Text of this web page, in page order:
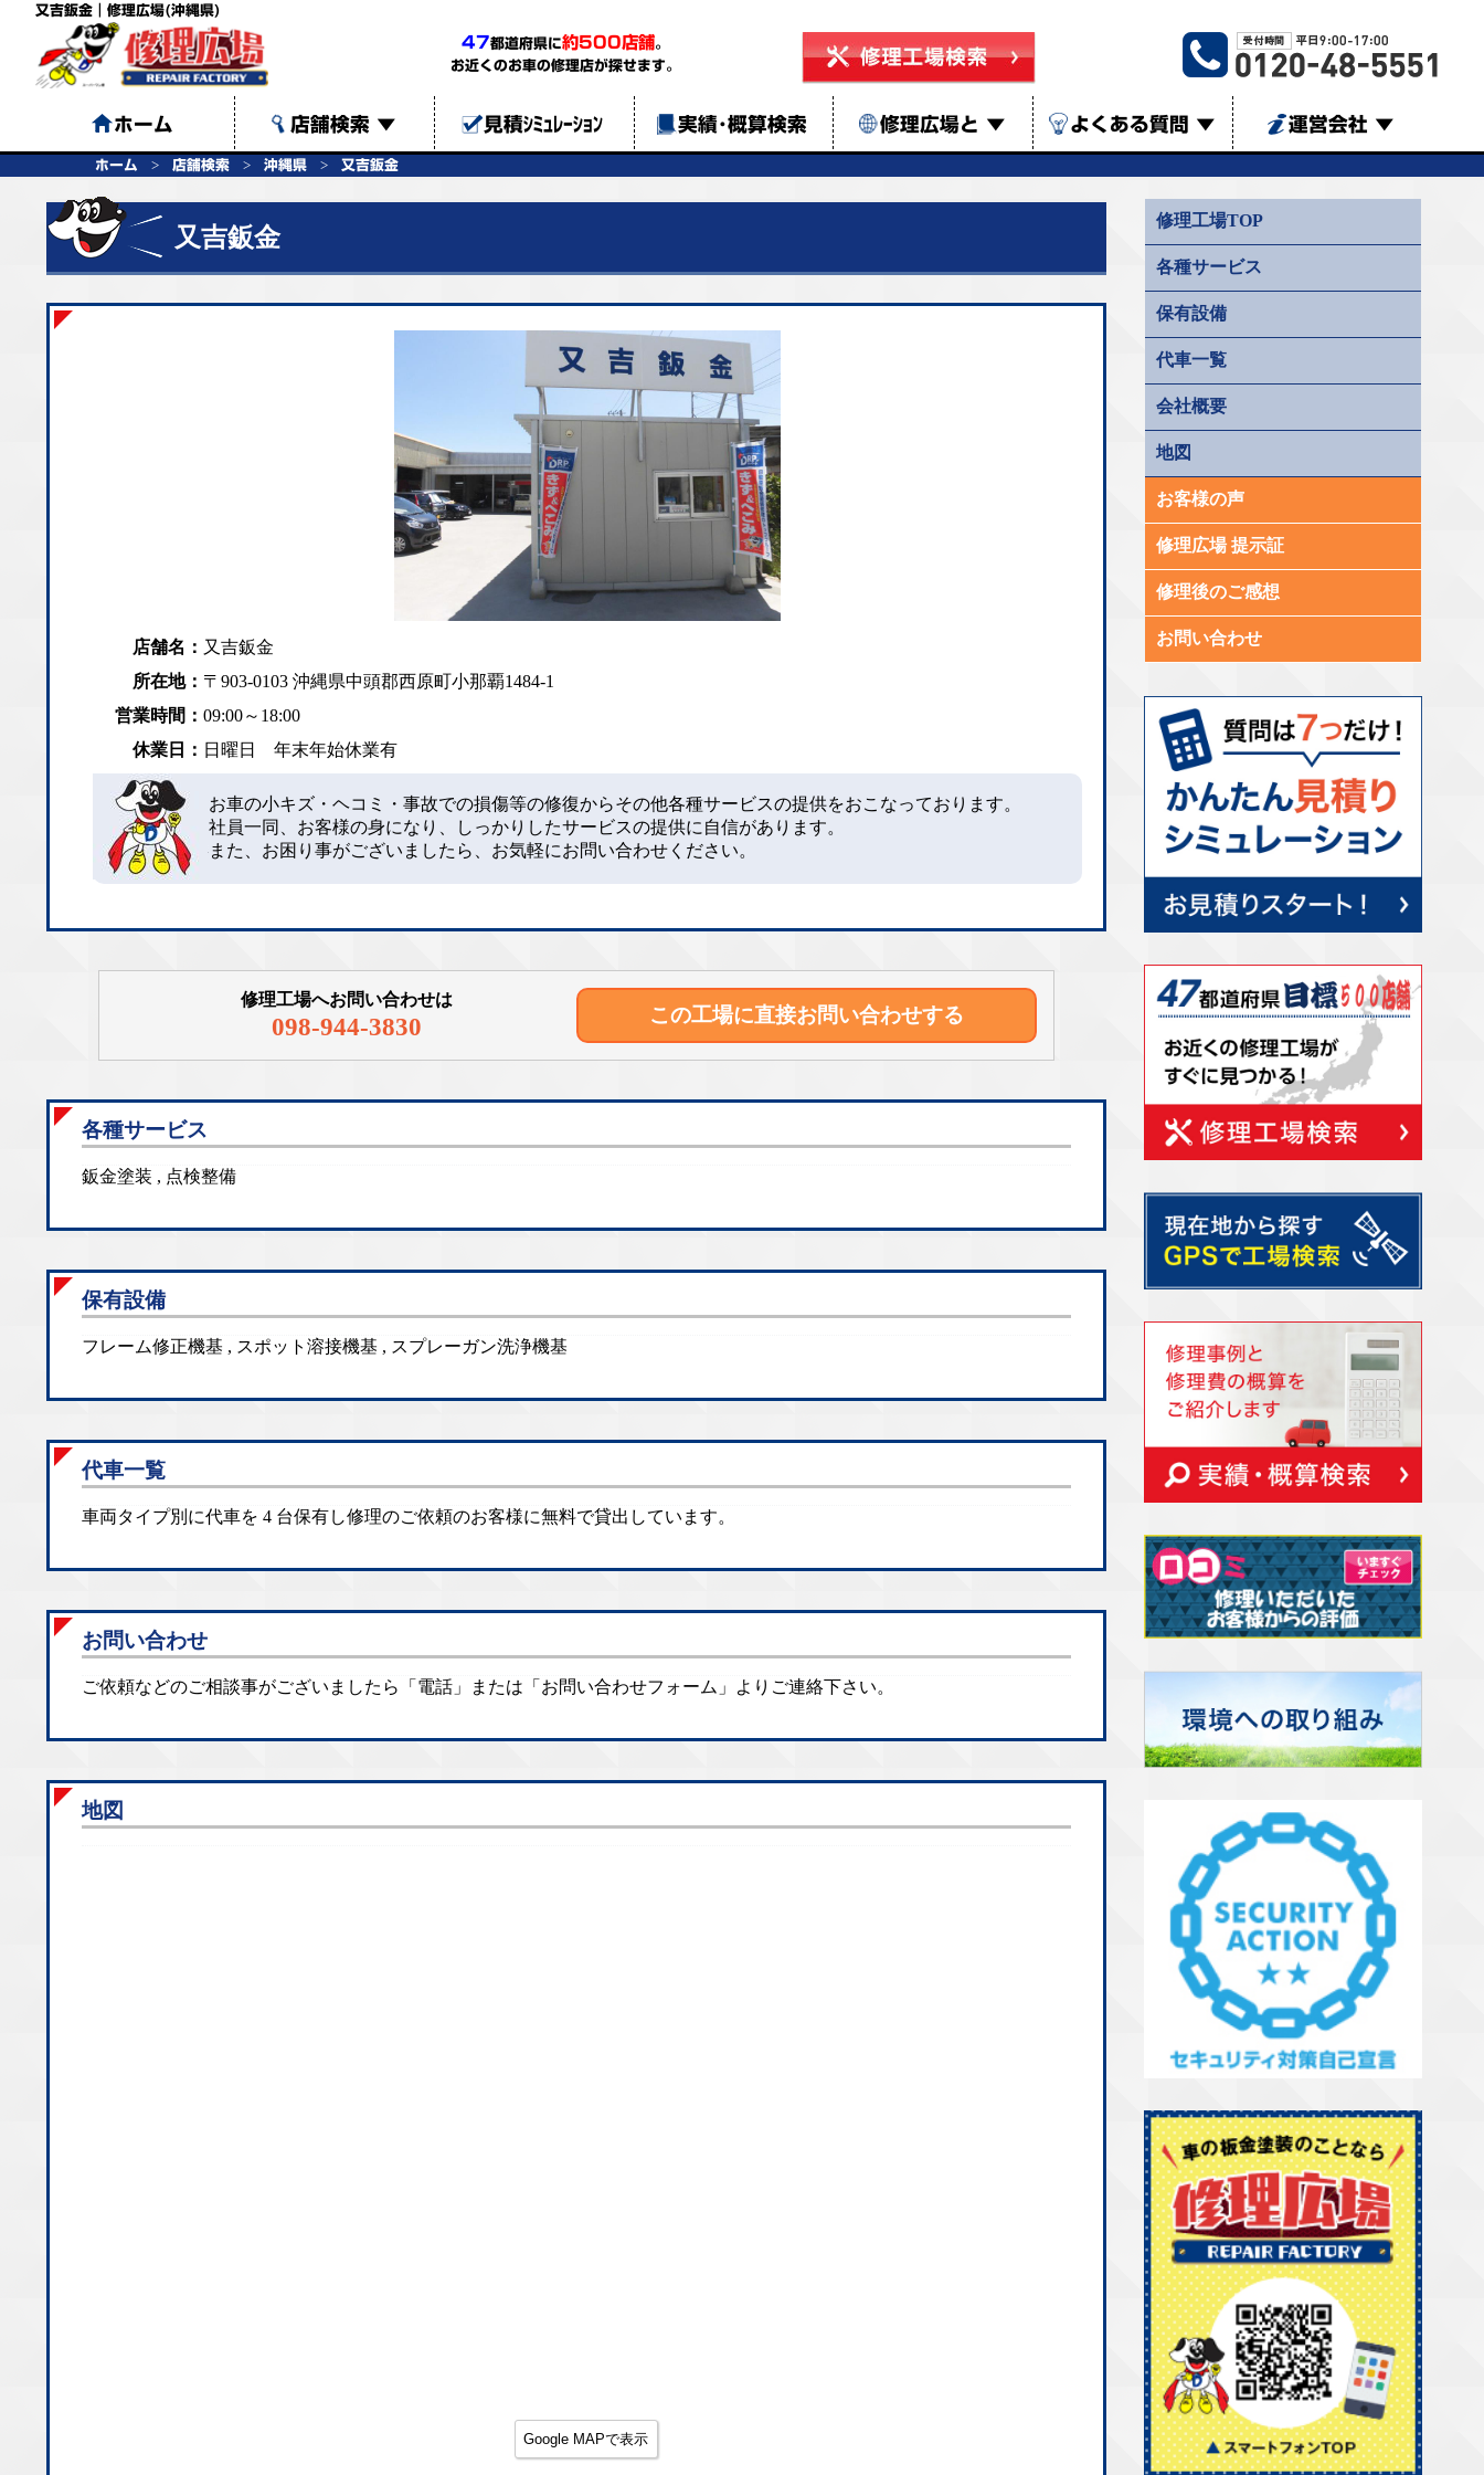
又吉鈑金｜修理広場(沖縄県)
47都道府県に約500店舗。
お近くのお車の修理店が探せます。
ホーム 店舗検索 ▼ 見積ｼﾐｭﾚｰｼｮﾝ 実績･概算検索 修理広場と ▼ よくある質問 ▼ 運営会社 ▼
ホーム 店舗検索 沖縄県 又吉鈑金
又吉鈑金
店舗名： 又吉鈑金
所在地： 〒903-0103 沖縄県中頭郡西原町小那覇1484-1
営業時間： 09:00～18:00
休業日： 日曜日 年末年始休業有
お車の小キズ・ヘコミ・事故での損傷等の修復からその他各種サービスの提供をおこなっております。
社員一同、お客様の身になり、しっかりしたサービスの提供に自信があります。
また、お困り事がございましたら、お気軽にお問い合わせください。
修理工場へお問い合わせは
098-944-3830 この工場に直接お問い合わせする
各種サービス
鈑金塗装 , 点検整備
保有設備
フレーム修正機基 , スポット溶接機基 , スプレーガン洗浄機基
代車一覧
車両タイプ別に代車を 4 台保有し修理のご依頼のお客様に無料で貸出しています。
お問い合わせ
ご依頼などのご相談事がございましたら「電話」または「お問い合わせフォーム」よりご連絡下さい。
地図
Google MAPで表示
修理工場TOP
各種サービス
保有設備
代車一覧
会社概要
地図
お客様の声
修理広場 提示証
修理後のご感想
お問い合わせ